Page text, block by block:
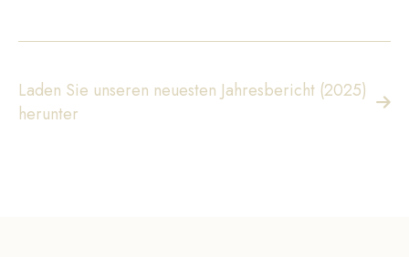
Laden Sie unseren neuesten Jahresbericht (2025)
herunter